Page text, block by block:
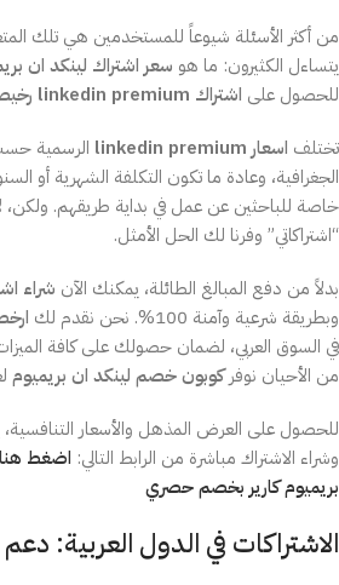
من أكثر الأسئلة شيوعاً للمستخدمين هي تلك
يتساءل الكثيرون: ما هو سعر اشتراك لينكد ان
للحصول على اشتراك linkedin premium رخيص
تختلف اسعار linkedin premium
الرسمية
الجغرافية، وعادة ما تكون التكلفة الشهرية أو
خاصة للباحثين عن عمل في بداية طريقهم. ولكن،
“اشتراكاتي” وفرنا لك الحل الأمثل.
بدلاً من دفع المبالغ الطائلة، يمكنك الآن شراء
وبطريقة شرعية وآمنة 100%. نحن نقدم لك
في السوق العربي، لضمان حصولك على كافة
من الأحيان نوفركوبون خصم لينكد ان بريميوم
للحصول على العرض المذهل والأسعار
وشراء الاشتراك مباشرة من الرابط التالي: اضغط هنا
بريميوم كارير بخصم حصري
الاشتراكات في الدول العربية: